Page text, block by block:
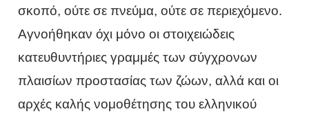
σκοπό, ούτε σε πνεύμα, ούτε σε περιεχόμενο.
Αγνοήθηκαν όχι μόνο οι στοιχειώδεις
κατευθυντήριες γραμμές των σύγχρονων
πλαισίων προστασίας των ζώων, αλλά και οι
αρχές καλής νομοθέτησης του ελληνικού